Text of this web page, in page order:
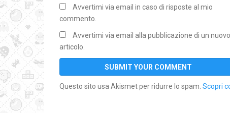
Avvertimi via email in caso di risposte al mio
commento.
Avvertimi via email alla pubblicazione di un nuovo
articolo.
Questo sito usa Akismet per ridurre lo spam. Scopri